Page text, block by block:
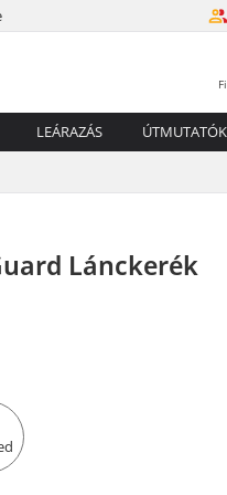
LEÁRAZÁS ÚTMUTATÓK
Lánckerék